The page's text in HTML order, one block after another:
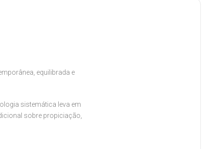
equilibrada e
sistemática leva em
sobre propiciação,